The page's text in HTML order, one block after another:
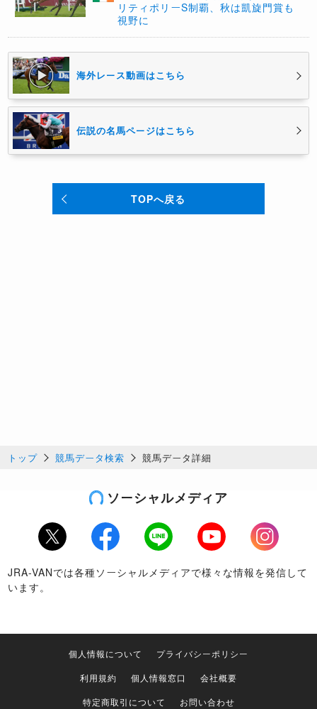
リティポリーS制覇、秋は凱旋門賞も
視野に
海外レース動画はこちら
伝説の名馬ページはこちら
TOPへ戻る
トップ 競馬データ検索 競馬データ詳細
ソーシャルメディア
Twitter Facebook LINE Youtube
Instagram
JRA-VANでは各種ソーシャルメディアで様々な情報を発信して
います。
個人情報について
プライバシーポリシー
利用規約
個人情報窓口
会社概要
特定商取引について
お問い合わせ